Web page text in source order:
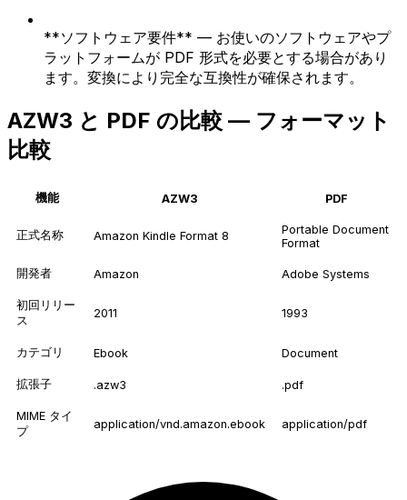
**ソフトウェア要件** — お使いのソフトウェアやプ
ラットフォームが PDF 形式を必要とする場合があり
ます。変換により完全な互換性が確保されます。
AZW3 と PDF の比較 — フォーマット
比較
機能 AZW3 PDF
正式名称 Amazon Kindle Format 8
Portable Document
Format
開発者 Amazon Adobe Systems
初回リリー
ス
2011 1993
カテゴリ Ebook Document
拡張子 .azw3 .pdf
MIME タイ
プ
application/vnd.amazon.ebook application/pdf